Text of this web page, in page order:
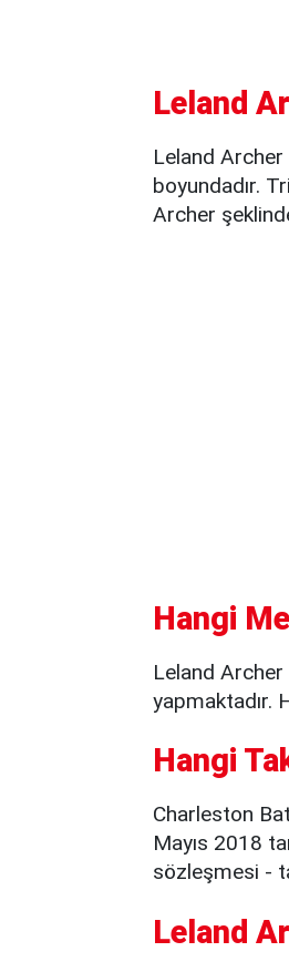
Leland
Leland
boyundadır.
Archer
Hangi
Leland
yapmaktadır.
Hangi
Charleston
Mayıs 2018
sözleşmesi -
Leland